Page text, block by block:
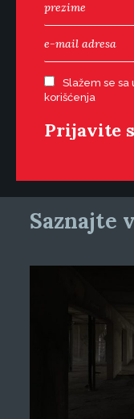
Slažem se sa
korišćenja
Saznajte